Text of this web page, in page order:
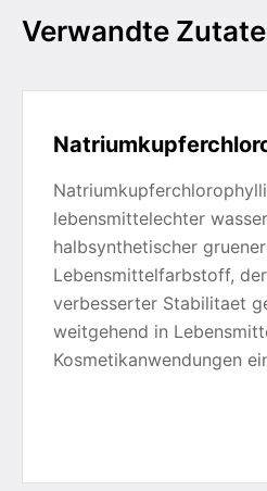
Verwandte
lebensmittelechter
halbsynthetischer gruener
Lebensmittelfarbstoff,
verbesserter Stabilitaet
weitgehend in
Kosmetikanwendungen